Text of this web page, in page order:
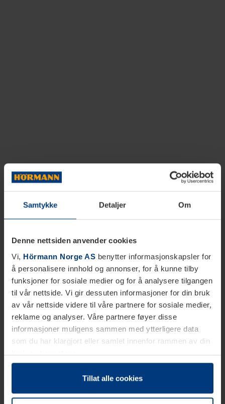
Samtykke Detaljer Om
Denne nettsiden anvender cookies
Vi, Hörmann Norge AS benytter informasjonskapsler for
å personalisere innhold og annonser, for å kunne tilby
funksjoner for sosiale medier og for å analysere tilgangen
til vår nettside. Vi gir dessuten informasjoner for din bruk
av vår nettside videre til våre partnere for sosiale medier,
reklame og analyser. Våre partnere føyer disse
informasjoner muligens sammen med ytterligere data
som du har klargjort eller samlet innenfor rammen av din
bruk av tjenestene.
Etter loven kan vi lagre informasjonskapsler på din
datamaskin, hvis disse er absolutt nødvendig for drift av
trenger vi din tillatelse. Du kan når som helst endre eller
Tillat alle cookies